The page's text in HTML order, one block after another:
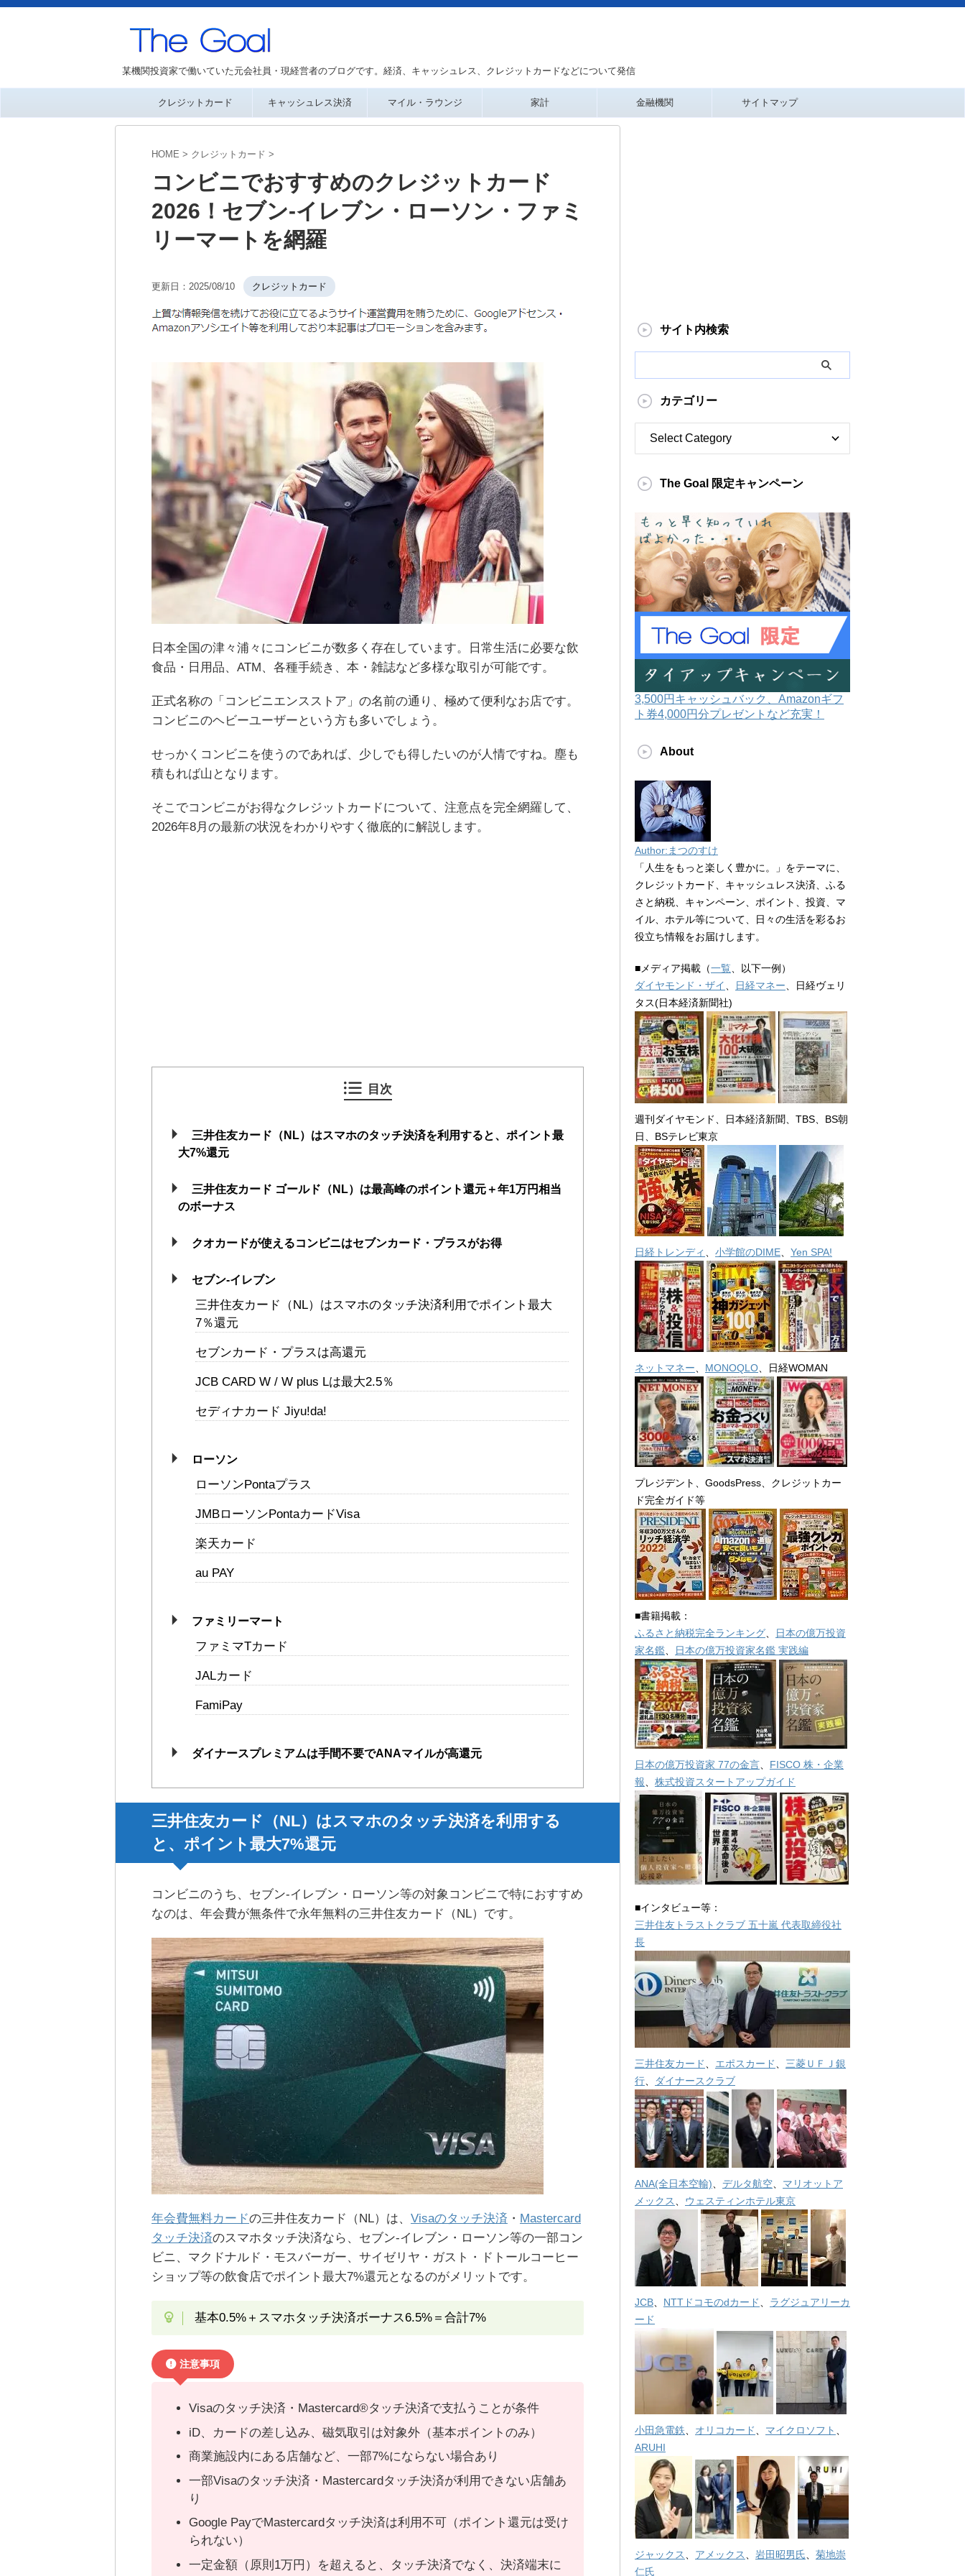
某機関投資家で働いていた元会社員・現経営者のブログです。経済、キャッシュレス、クレジットカードなどについて発信
クレジットカード キャッシュレス決済 マイル・ラウンジ 家計 金融機関 サイトマップ
HOME > クレジットカード >
コンビニでおすすめのクレジットカード
2026！セブン-イレブン・ローソン・ファミ
リーマートを網羅
更新日： 2025/08/10 クレジットカード
日本全国の津々浦々にコンビニが数多く存在しています。日常生活に必要な飲
食品・日用品、ATM、各種手続き、本・雑誌など多様な取引が可能です。
正式名称の「コンビニエンスストア」の名前の通り、極めて便利なお店です。
コンビニのヘビーユーザーという方も多いでしょう。
せっかくコンビニを使うのであれば、少しでも得したいのが人情ですね。塵も
積もれば山となります。
そこでコンビニがお得なクレジットカードについて、注意点を完全網羅して、
2026年8月の最新の状況をわかりやすく徹底的に解説します。
目次
三井住友カード（NL）はスマホのタッチ決済を利用すると、ポイント最
大7%還元
三井住友カード ゴールド（NL）は最高峰のポイント還元＋年1万円相当
のボーナス
クオカードが使えるコンビニはセブンカード・プラスがお得
セブン-イレブン
三井住友カード（NL）はスマホのタッチ決済利用でポイント最大
7％還元
セブンカード・プラスは高還元
JCB CARD W / W plus Lは最大2.5％
セディナカード Jiyu!da!
ローソン
ローソンPontaプラス
JMBローソンPontaカードVisa
楽天カード
au PAY
ファミリーマート
ファミマTカード
JALカード
FamiPay
ダイナースプレミアムは手間不要でANAマイルが高還元
三井住友カード（NL）はスマホのタッチ決済を利用する
と、ポイント最大7%還元
コンビニのうち、セブン-イレブン・ローソン等の対象コンビニで特におすすめ
なのは、年会費が無条件で永年無料の三井住友カード（NL）です。
年会費無料カードの三井住友カード（NL）は、 Visaのタッチ決済 ・ Mastercard
タッチ決済のスマホタッチ決済なら、セブン-イレブン・ローソン等の一部コン
ビニ、マクドナルド・モスバーガー、サイゼリヤ・ガスト・ドトールコーヒー
ショップ等の飲食店でポイント最大7%還元となるのがメリットです。
基本0.5%＋スマホタッチ決済ボーナス6.5%＝合計7%
注意事項
Visaのタッチ決済・Mastercard®タッチ決済で支払うことが条件
iD、カードの差し込み、磁気取引は対象外（基本ポイントのみ）
商業施設内にある店舗など、一部7%にならない場合あり
一部Visaのタッチ決済・Mastercardタッチ決済が利用できない店舗あ
り
Google PayでMastercardタッチ決済は利用不可（ポイント還元は受け
られない）
一定金額（原則1万円）を超えると、タッチ決済でなく、決済端末に
サイト内検索
カテゴリー
The Goal 限定キャンペーン
3,500円キャッシュバック、Amazonギフ
ト券4,000円分プレゼントなど充実！
About
Author:まつのすけ
「人生をもっと楽しく豊かに。」をテーマに、
クレジットカード、キャッシュレス決済、ふる
さと納税、キャンペーン、ポイント、投資、マ
イル、ホテル等について、日々の生活を彩るお
役立ち情報をお届けします。
■メディア掲載（一覧 、以下一例）
ダイヤモンド・ザイ
日経マネー 、日経ヴェリ
タス(日本経済新聞社)
週刊ダイヤモンド、日本経済新聞、TBS、BS朝
日、BSテレビ東京
日経トレンディ 小学館のDIME Yen SPA!
ネットマネー MONOQLO 、日経WOMAN
プレジデント、GoodsPress、クレジットカー
ド完全ガイド等
■書籍掲載：
ふるさと納税完全ランキング、
日本の億万投資
家名鑑、 日本の億万投資家名鑑 実践編
日本の億万投資家 77の金言、 FISCO 株・企業
報、 株式投資スタートアップガイド
■インタビュー等：
三井住友トラストクラブ 五十嵐 代表取締役社
長
三井住友カード エポスカード
三菱ＵＦＪ銀
行
ダイナースクラブ
ANA(全日本空輸) デルタ航空
マリオットア
メックス
ウェスティンホテル東京
JCB NTTドコモのdカード
ラグジュアリーカ
ード
小田急電鉄 オリコカード マイクロソフト
ARUHI
ジャックス アメックス 岩田昭男氏
菊地崇
仁氏